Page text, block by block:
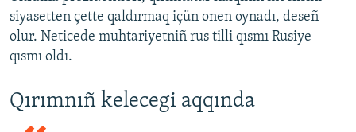
siyasetten çette qaldırmaq içün onen oynadı, deseñ
olur. Neticede muhtariyetniñ rus tilli qısmı Rusiye
qısmı oldı.
Qırımnıñ kelecegi aqqında